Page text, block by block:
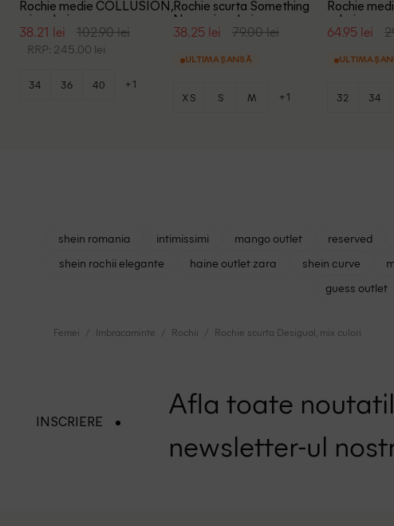
Rochie medie COLLUSION,
mix culori
38.21 lei 102.90 lei
RRP: 245.00 lei
34 36 40 +1
Rochie scurta Something
New, mix culori
38.25 lei 79.00 lei
ULTIMA ȘANSĂ
XS S M +1
Rochie
culori
64.95 lei
ULTIMA
32 34
shein romania intimissimi mango outlet reserved
shein rochii elegante
haine outlet zara shein curve
guess outlet
Femei Imbracaminte Rochii Rochie scurta Desigual, mix culori
INSCRIERE
Afla toate
newsletter-ul